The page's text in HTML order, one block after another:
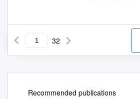
32
Recommended publications